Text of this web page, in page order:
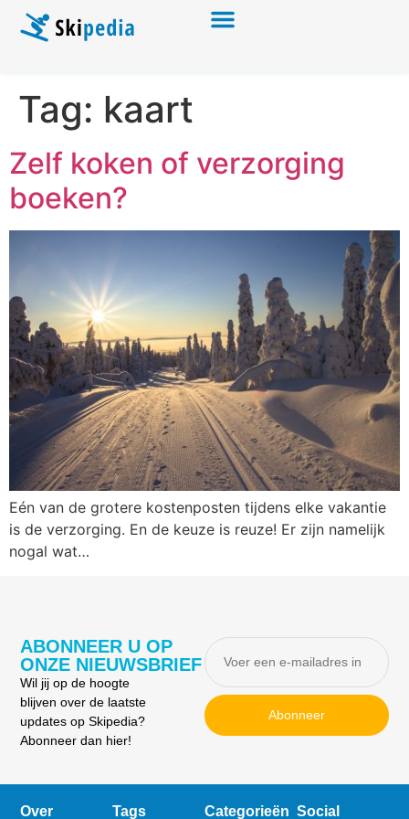
Tag: kaart
Zelf koken of verzorging
boeken?
Eén van de grotere kostenposten tijdens elke vakantie
is de verzorging. En de keuze is reuze! Er zijn namelijk
nogal wat…
ABONNEER U OP
ONZE NIEUWSBRIEF
Wil jij op de hoogte
blijven over de laatste
updates op Skipedia?
Abonneer dan hier!
Abonneer
Over Tags Categorieën Social